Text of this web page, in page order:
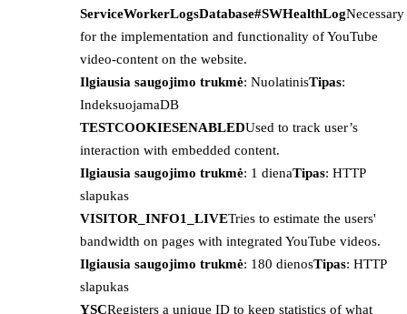
ServiceWorkerLogsDatabase#SWHealthLogNecessary
for the implementation and functionality of YouTube
video-content on the website.
Ilgiausia saugojimo trukmė: NuolatinisTipas:
IndeksuojamaDB
TESTCOOKIESENABLEDUsed to track user’s
interaction with embedded content.
Ilgiausia saugojimo trukmė: 1 dienaTipas: HTTP
slapukas
VISITOR_INFO1_LIVETries to estimate the users'
bandwidth on pages with integrated YouTube videos.
Ilgiausia saugojimo trukmė: 180 dienosTipas: HTTP
slapukas
YSCRegisters a unique ID to keep statistics of what